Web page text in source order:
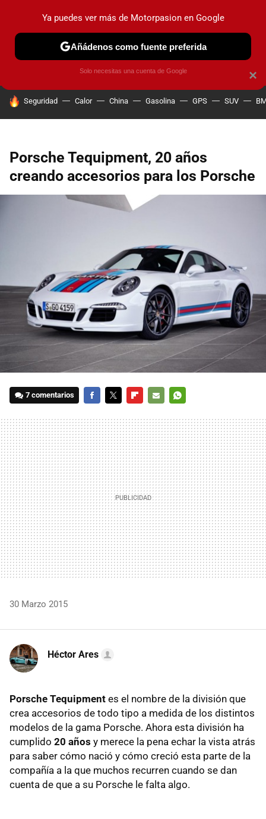
PRUEBAS COCHES ELÉCTRICOS OBSERVATORIO
HOY SE HABLA DE
Seguridad Calor China Gasolina GPS SUV
Porsche Tequipment, 20 años
creando accesorios para los Porsche
7 comentarios
MAIL
30 Marzo 2015
Héctor Ares
Porsche Tequipment es el nombre de la división que
crea accesorios de todo tipo a medida de los distintos
modelos de la gama Porsche. Ahora esta división ha
cumplido 20 años y merece la pena echar la vista atrás
para saber cómo nació y cómo creció esta parte de la
compañía a la que muchos recurren cuando se dan
cuenta de que a su Porsche le falta algo.
×
Ya puedes ver más de Motorpasion en Google
Añádenos como fuente preferida
Solo necesitas una cuenta de Google